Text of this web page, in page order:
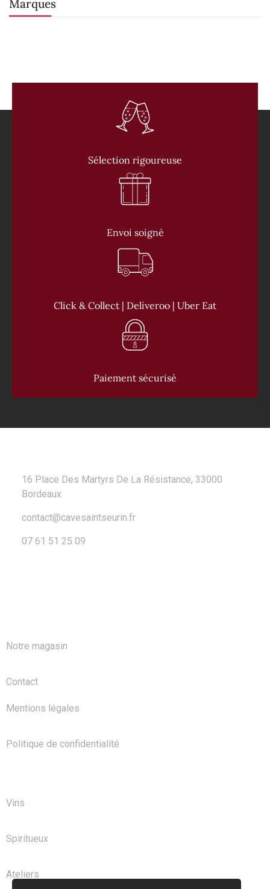
Marques
Sélection rigoureuse
Envoi soigné
Click & Collect | Deliveroo | Uber Eat
Paiement sécurisé
16 Place Des Martyrs De La Résistance, 33000
Bordeaux
contact@cavesaintseurin.fr
07 61 51 25 09
Notre magasin
Contact
Mentions légales
Politique de confidentialité
Vins
Spiritueux
Ateliers